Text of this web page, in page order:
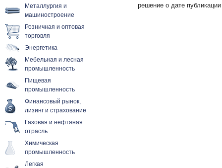
Металлургия и
машиностроение
Розничная и оптовая
торговля
Энергетика
Мебельная и лесная
промышленность
Пищевая
промышленность
Финансовый рынок,
лизинг и страхование
Газовая и нефтяная
отрасль
Химическая
промышленность
Легкая
решение о дате